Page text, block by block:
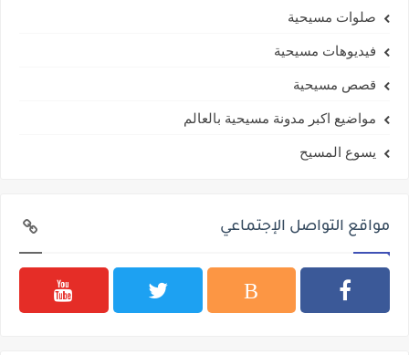
صلوات مسيحية
فيديوهات مسيحية
قصص مسيحية
مواضيع اكبر مدونة مسيحية بالعالم
يسوع المسيح
مواقع التواصل الإجتماعي